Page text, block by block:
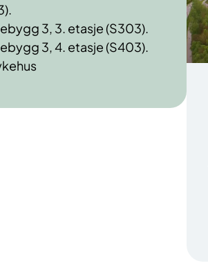
3, 3. etasje (S303).
3, 4. etasje (S403).